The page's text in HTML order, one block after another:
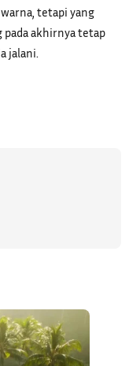
tetapi yang
pada akhirnya tetap
jalani.